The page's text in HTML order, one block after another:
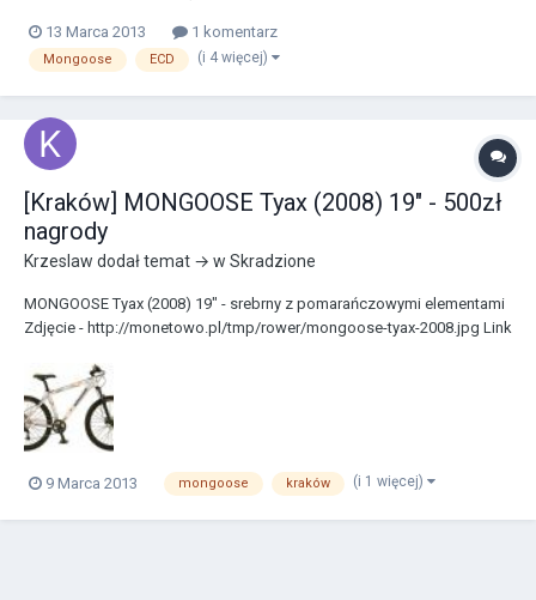
SDG I-Beam Sztyca: SDG I-Beam Korby: Truvativ holzfeller suport:
Truvativ Team Zębatka: Tr...
13 Marca 2013 1 komentarz
Mongoose ECD (i 4 więcej)
[Kraków] MONGOOSE Tyax (2008) 19" - 500zł
nagrody
Krzeslaw dodał temat → w Skradzione
MONGOOSE Tyax (2008) 19" - srebrny z pomarańczowymi elementami
Zdjęcie - http://monetowo.pl/tmp/rower/mongoose-tyax-2008.jpg Link
www.facebook.com/events/109863359199775/ Rowerów tej firmy jest
bardzo niewiele, zwłaszcz...
9 Marca 2013 mongoose kraków (i 1 więcej)